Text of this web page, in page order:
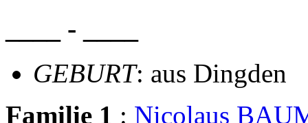
____ - ____
GEBURT: aus Dingden
Familie 1 : Nicolaus